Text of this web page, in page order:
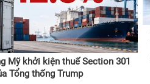
Mỹ khởi kiện thuế Section 301
Tổng thống Trump